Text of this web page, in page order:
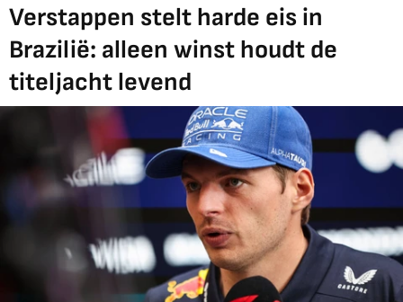
Verstappen stelt harde eis in
Brazilië: alleen winst houdt de
titeljacht levend